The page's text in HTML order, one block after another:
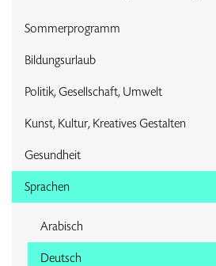
Sommerprogramm
Bildungsurlaub
Politik, Gesellschaft, Umwelt
Kunst, Kultur, Kreatives Gestalten
Gesundheit
Sprachen
Arabisch
Deutsch